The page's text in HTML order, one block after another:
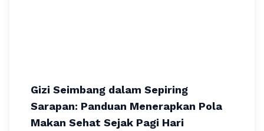
Gizi Seimbang dalam Sepiring
Sarapan: Panduan Menerapkan Pola
Makan Sehat Sejak Pagi Hari